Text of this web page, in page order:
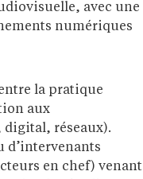
avec une
numériques
la pratique
aux
digital, réseaux).
d’intervenants
en chef) venant